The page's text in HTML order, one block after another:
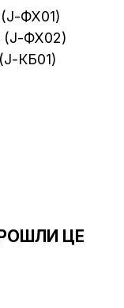
ФХ01)
(Ј-ФХ02)
КБ01)
ЦЕ